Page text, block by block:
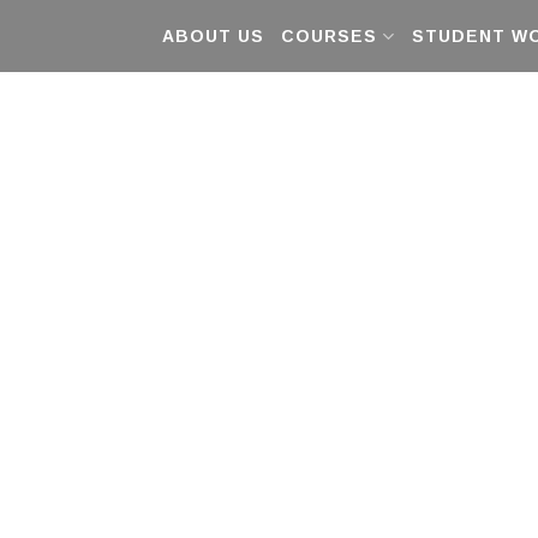
ABOUT US COURSES STUDENT